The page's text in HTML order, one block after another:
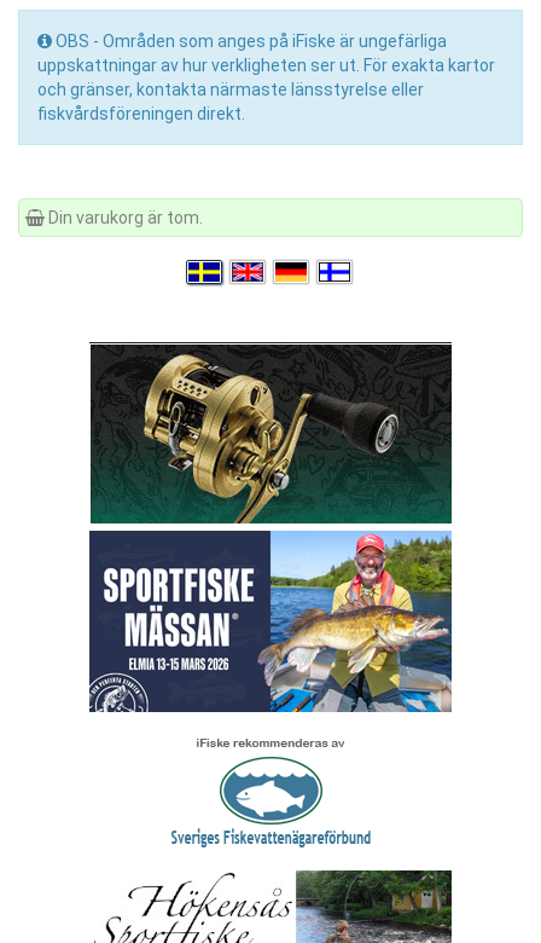
OBS - Områden som anges på iFiske är ungefärliga
uppskattningar av hur verkligheten ser ut. För exakta kartor
och gränser, kontakta närmaste länsstyrelse eller
fiskvårdsföreningen direkt.
Din varukorg är tom.